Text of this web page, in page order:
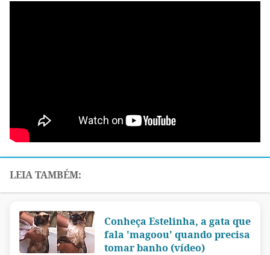
Conheça Estelinha, a gata que
fala 'magoou' quando precisa
tomar banho (vídeo)